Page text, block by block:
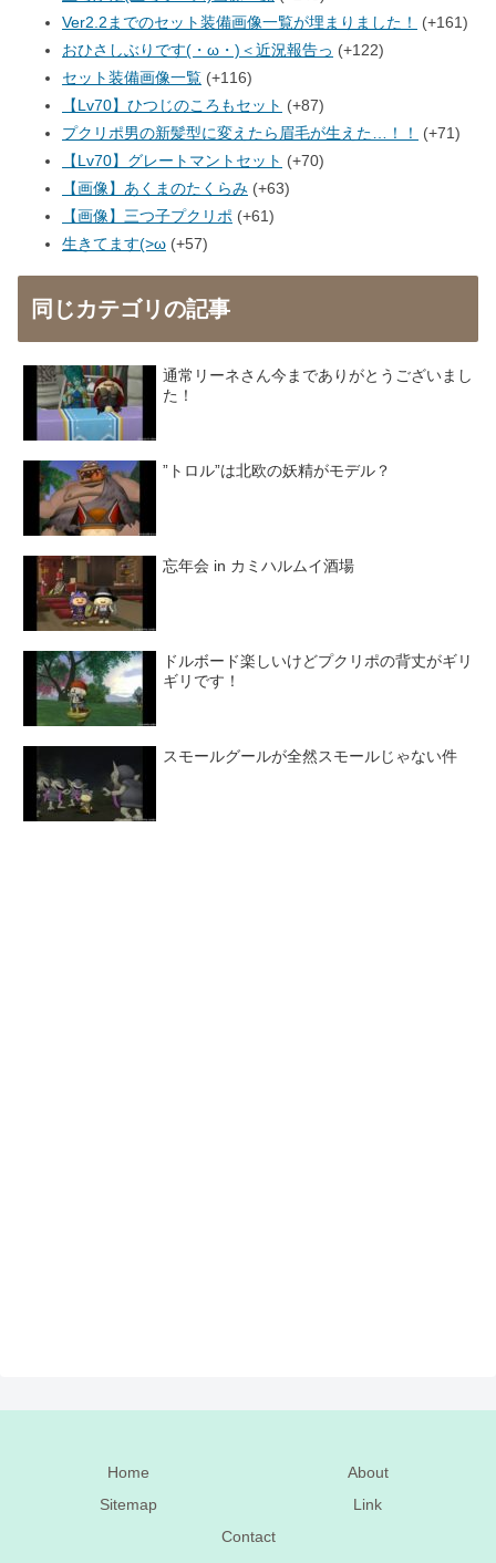
Ver2.2までのセット装備画像一覧が埋まりました！
+161
おひさしぶりです(・ω・)＜近況報告っ
+122
セット装備画像一覧 +116
【Lv70】ひつじのころもセット
+87
プクリポ男の新髪型に変えたら眉毛が生えた…！！
+71
【Lv70】グレートマントセット
+70
【画像】あくまのたくらみ +63
【画像】三つ子プクリポ
+61
生きてます(>ω +57
同じカテゴリの記事
通常リーネさん今までありがとうございまし
た！
”トロル”は北欧の妖精がモデル？
忘年会 in カミハルムイ酒場
ドルボード楽しいけどプクリポの背丈がギリ
ギリです！
スモールグールが全然スモールじゃない件
Home
About
Sitemap
Link
Contact